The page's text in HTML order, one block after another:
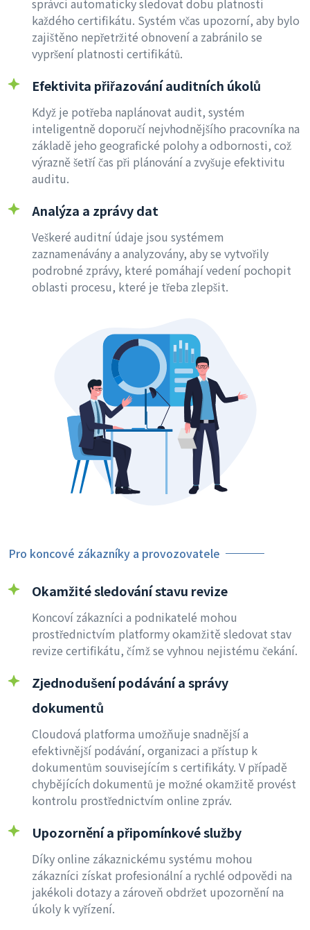
správci automaticky sledovat dobu platnosti
každého certifikátu. Systém včas upozorní, aby bylo
zajištěno nepřetržité obnovení a zabránilo se
vypršení platnosti certifikátů.
Efektivita přiřazování auditních úkolů
Když je potřeba naplánovat audit, systém
inteligentně doporučí nejvhodnějšího pracovníka na
základě jeho geografické polohy a odbornosti, což
výrazně šetří čas při plánování a zvyšuje efektivitu
auditu.
Analýza a zprávy dat
Veškeré auditní údaje jsou systémem
zaznamenávány a analyzovány, aby se vytvořily
podrobné zprávy, které pomáhají vedení pochopit
oblasti procesu, které je třeba zlepšit.
Pro koncové zákazníky a provozovatele
Okamžité sledování stavu revize
Koncoví zákazníci a podnikatelé mohou
prostřednictvím platformy okamžitě sledovat stav
revize certifikátu, čímž se vyhnou nejistému čekání.
Zjednodušení podávání a správy
dokumentů
Cloudová platforma umožňuje snadnější a
efektivnější podávání, organizaci a přístup k
dokumentům souvisejícím s certifikáty. V případě
chybějících dokumentů je možné okamžitě provést
kontrolu prostřednictvím online zpráv.
Upozornění a připomínkové služby
Díky online zákaznickému systému mohou
zákazníci získat profesionální a rychlé odpovědi na
jakékoli dotazy a zároveň obdržet upozornění na
úkoly k vyřízení.